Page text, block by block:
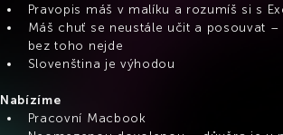
Pravopis máš v malíku a rozumíš si s
Máš chuť se neustále učit a posouvat
bez toho nejde
Slovenština je výhodou
Nabízíme
Pracovní Macbook